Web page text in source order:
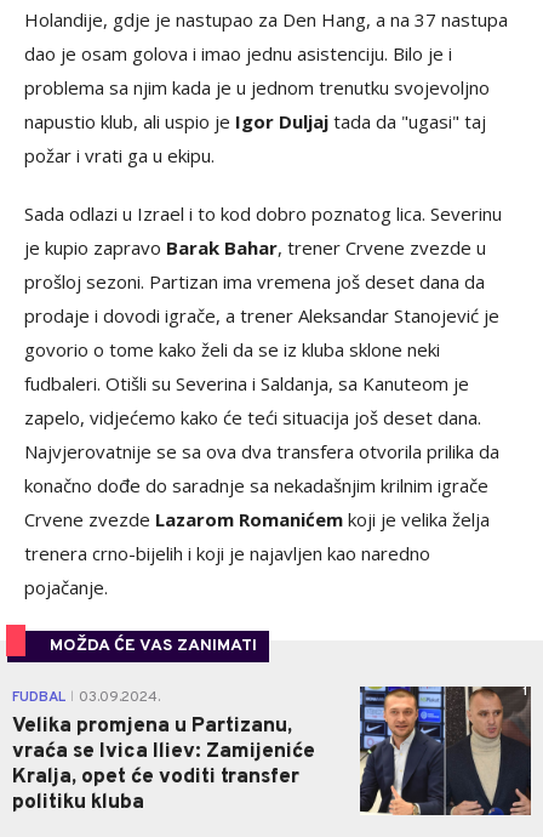
Holandije, gdje je nastupao za Den Hang, a na 37 nastupa
dao je osam golova i imao jednu asistenciju. Bilo je i
problema sa njim kada je u jednom trenutku svojevoljno
napustio klub, ali uspio je Igor Duljaj tada da "ugasi" taj
požar i vrati ga u ekipu.
Sada odlazi u Izrael i to kod dobro poznatog lica. Severinu
je kupio zapravo Barak Bahar, trener Crvene zvezde u
prošloj sezoni. Partizan ima vremena još deset dana da
prodaje i dovodi igrače, a trener Aleksandar Stanojević je
govorio o tome kako želi da se iz kluba sklone neki
fudbaleri. Otišli su Severina i Saldanja, sa Kanuteom je
zapelo, vidjećemo kako će teći situacija još deset dana.
Najvjerovatnije se sa ova dva transfera otvorila prilika da
konačno dođe do saradnje sa nekadašnjim krilnim igrače
Crvene zvezde Lazarom Romanićem koji je velika želja
trenera crno-bijelih i koji je najavljen kao naredno
pojačanje.
MOŽDA ĆE VAS ZANIMATI
FUDBAL 03.09.2024.
Velika promjena u Partizanu,
vraća se Ivica Iliev: Zamijeniće
Kralja, opet će voditi transfer
politiku kluba
1